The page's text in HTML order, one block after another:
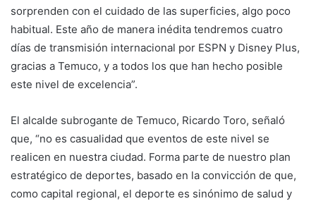
sorprenden con el cuidado de las superficies, algo poco
habitual. Este año de manera inédita tendremos cuatro
días de transmisión internacional por ESPN y Disney Plus,
gracias a Temuco, y a todos los que han hecho posible
este nivel de excelencia”.
El alcalde subrogante de Temuco, Ricardo Toro, señaló
que, “no es casualidad que eventos de este nivel se
realicen en nuestra ciudad. Forma parte de nuestro plan
estratégico de deportes, basado en la convicción de que,
como capital regional, el deporte es sinónimo de salud y